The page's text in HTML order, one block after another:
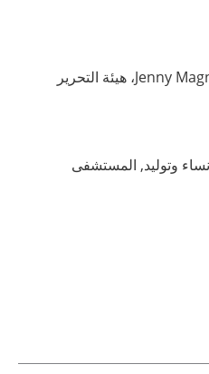
Jenny1177.se، هيئة التحرير
وتوليد, المستشفى